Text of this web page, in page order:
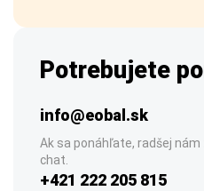
Potrebujete
info@eobal.sk
Ak sa ponáhľate, radšej
chat.
+421 222 205 815